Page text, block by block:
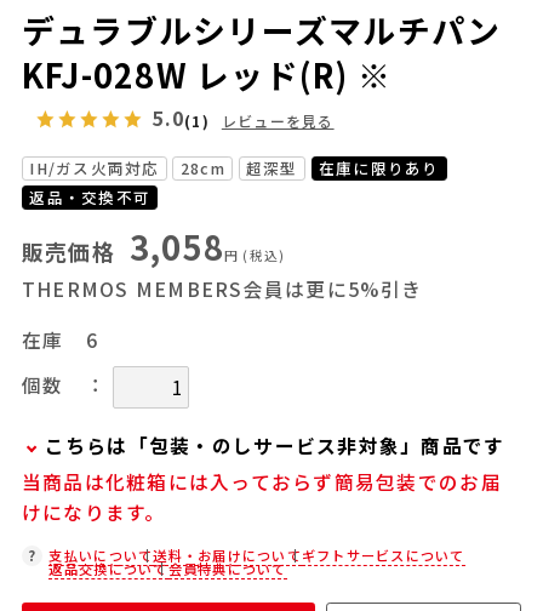
デュラブルシリーズマルチパン
KFJ-028W レッド(R) ※
5.0(1) レビューを見る
IH/ガス火両対応 28cm 超深型
在庫に限りあり
返品・交換不可
販売価格 3,058円 (税込)
THERMOS MEMBERS会員は更に5%引き
在庫
6
個数
：
こちらは「包装・のしサービス非対象」商品です
当商品は弊社でのお包みには対応しておりませ
ん。
お客様ご自身で包装する際にお使いいただけるギ
フト用品をご用意しておりますので、セルフラッ
当商品は化粧箱には入っておらず簡易包装でのお届
けになります。
支払いについて送料・お届けについてギフトサービスについて
返品交換について会員特典について